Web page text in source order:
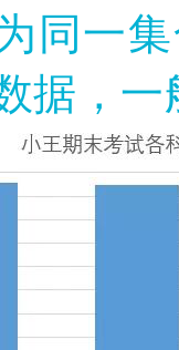
同一
据，